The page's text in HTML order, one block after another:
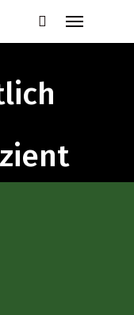
Menu